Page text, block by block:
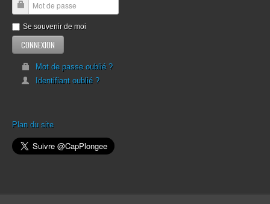
Se souvenir de moi
Mot de passe oublié ?
Identifiant oublié ?
Plan du site